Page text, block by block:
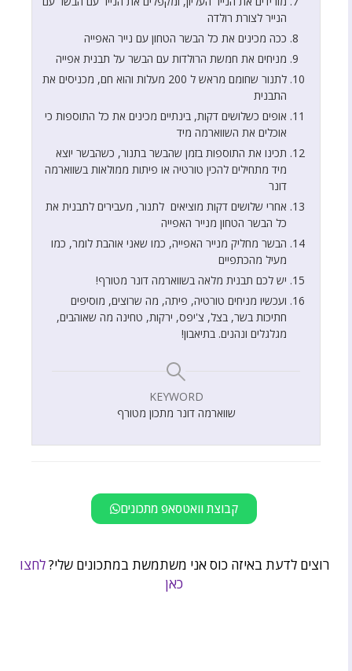
הנייר לצורת רולדה
ככה מכינים את כל הבשר הטחון עם נייר האפייה
מניחים את חמשת הרולדות עם הבשר על תבנית אפייה
לתנור שחומם מראש ל 200 מעלות והוא חם, מכניסים את
התבנית
אופים כשלושים דקות, בינתיים מכינים את כל התוספות כי
אוכלים את השווארמה מיד
תכינו את התוספות בזמן שהבשר בתנור, כשהבשר יוצא
מיד מתחילים להכין טורטיה או פיתות ממולאות בשווארמה
דונר
אחרי שלושים דקות מוציאים לתנור, מעבירים לתבנית את
כל הבשר הטחון מנייר האפייה
הבשר מחליק מנייר האפייה, כמו שאני אוהבת לומר, כמו
מעיל מהכתפיים
יש לכם תבנית מלאה בשווארמה דונר מטורף!
ועכשיו מניחים טורטיה, פיתה, מה שרוצים, מוסיפים
חתיכות בשר, בצל, צ'יפס, ירקות, טחינה מה שאוהבים,
מגלגלים ונהנים. בתיאבון!
KEYWORD
שווארמה דונר מתכון מטורף
קבוצת וואטסאפ מתכונים
רוצים לדעת באיזה כוס אני משתמשת במתכונים שלי?לחצו
כאן